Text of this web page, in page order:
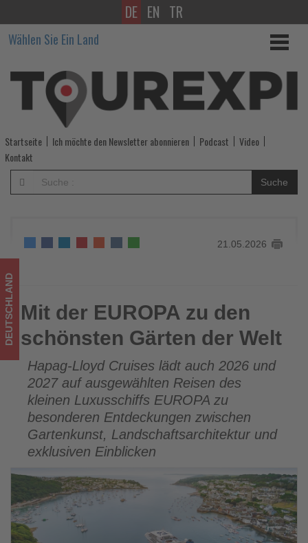
Mit
der
EUROPA
zu
den
schönsten
Gärten
Welt
-
Wissen,
was
im
Tourismus
los
ist!
DE EN TR
Wählen Sie Ein Land
Startseite Ich möchte den Newsletter abonnieren Podcast
Video
Kontakt
Suche
21.05.2026
Mit der EUROPA zu den schönsten Gärten der Welt
DEUTSCHLAND Mit der EUROPA zu den
schönsten Gärten der Welt
Hapag-Lloyd Cruises lädt auch 2026 und
2027 auf ausgewählten Reisen des
kleinen Luxusschiffs EUROPA zu
besonderen Entdeckungen zwischen
Gartenkunst, Landschaftsarchitektur und
exklusiven Einblicken